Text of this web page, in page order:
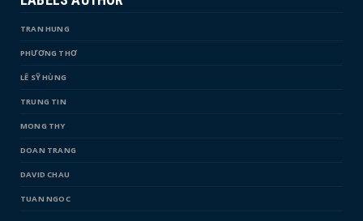
TRAN HUNG
PHƯƠNG THƠ
LÊ SỸ HÙNG
TRUNG TIN
MONG THY
DOAN TRANG
DAVID CHAU
TUAN NGOC